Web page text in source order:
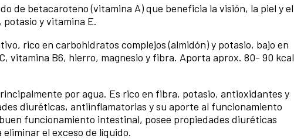
de betacaroteno (vitamina A) que beneficia la visión, la piel y el
y vitamina E.
rico en carbohidratos complejos (almidón) y potasio, bajo en
vitamina B6, hierro, magnesio y fibra. Aporta aprox. 80- 90 kcal
por agua. Es rico en fibra, potasio, antioxidantes y
diuréticas, antiinflamatorias y su aporte al funcionamiento
funcionamiento intestinal, posee propiedades diuréticas
el exceso de líquido.